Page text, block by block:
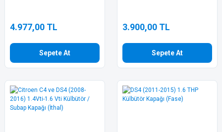
4.977,00 TL
Sepete At
3.900,00 TL
Sepete At